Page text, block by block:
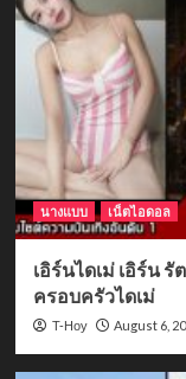
นางแบบ เน็ตไอดอล
เอิร์นไดเม่ เอิร์น
ครอบครัวไดเม่
T-Hoy August 6,